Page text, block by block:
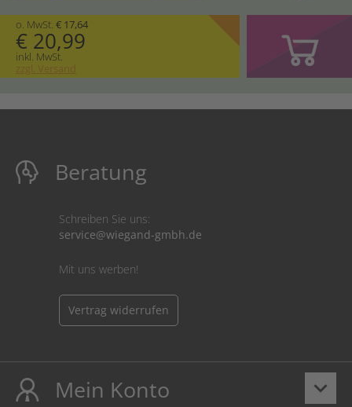
o. MwSt. € 17,64
€ 20,99
inkl. MwSt.
zzgl. Versand
Beratung
Schreiben Sie uns:
service@wiegand-gmbh.de
Mit uns werben!
Vertrag widerrufen
keyboard_arrow_down
Mein Konto